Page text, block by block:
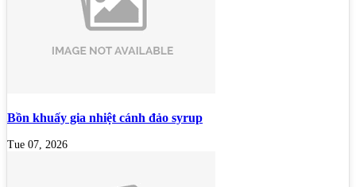
Bồn khuấy gia nhiệt cánh đảo syrup
Tue 07, 2026